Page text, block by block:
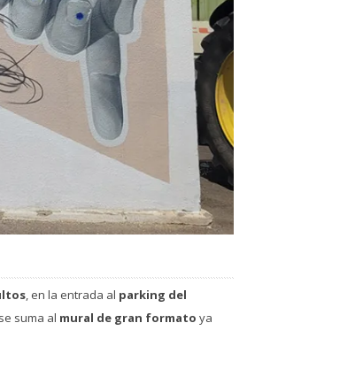
, en la entrada al parking del
suma al mural de gran formato ya